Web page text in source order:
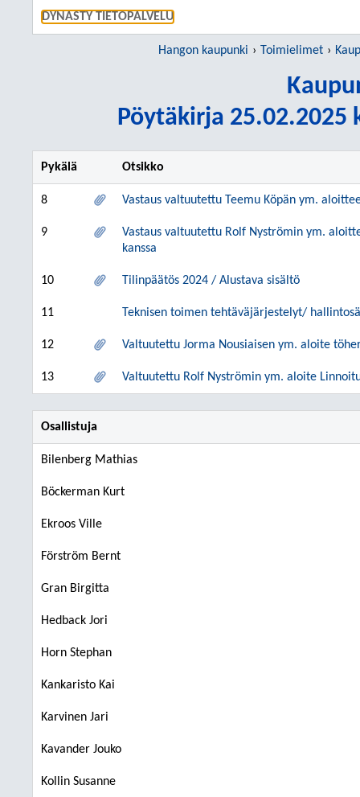
DYNASTY TIETOPALVELU
Hangon kaupunki Toimielimet
Pöytäkirja 25.02.2025
Pykälä Otsikko
8 Vastaus valtuutettu Teemu Köpän ym.
9
Vastaus valtuutettu Rolf Nyströmin ym.
kanssa
10 Tilinpäätös 2024 / Alustava sisältö
11 Teknisen toimen tehtäväjärjestelyt/
12 Valtuutettu Jorma Nousiaisen ym. aloite
13 Valtuutettu Rolf Nyströmin ym. aloite
Osallistuja
Bilenberg Mathias
Böckerman Kurt
Ekroos Ville
Förström Bernt
Gran Birgitta
Hedback Jori
Horn Stephan
Kankaristo Kai
Karvinen Jari
Kavander Jouko
Kollin Susanne